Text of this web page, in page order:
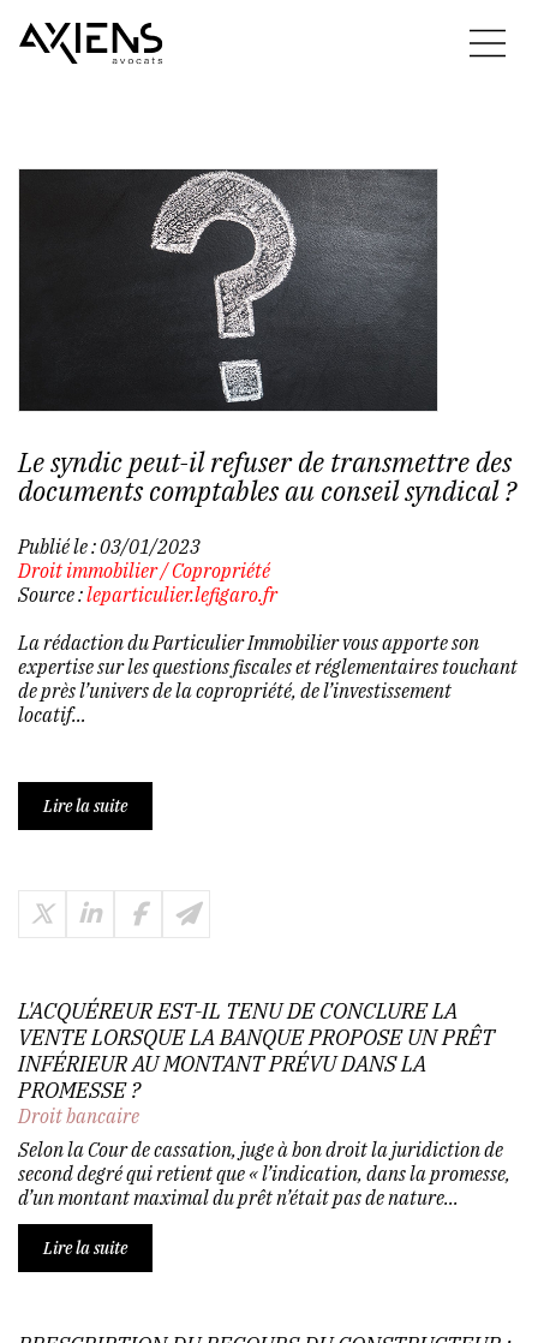
Le syndic peut-il refuser de transmettre des
documents comptables au conseil syndical ?
Publié le :03/01/2023
Droit immobilier/Copropriété
Source :leparticulier.lefigaro.fr
La rédaction du Particulier Immobilier vous apporte son
expertise sur les questions fiscales et réglementaires touchant
de près l’univers de la copropriété, de l’investissement
locatif…
Lire la suite
L'ACQUÉREUR EST-IL TENU DE CONCLURE LA
VENTE LORSQUE LA BANQUE PROPOSE UN PRÊT
INFÉRIEUR AU MONTANT PRÉVU DANS LA
PROMESSE ?
Droit bancaire
Selon la Cour de cassation, juge à bon droit la juridiction de
second degré qui retient que « l’indication, dans la promesse,
d’un montant maximal du prêt n’était pas de nature...
Lire la suite